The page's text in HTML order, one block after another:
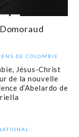
DE COLOMBIE
Jésus-Christ
de la nouvelle
d’Abelardo de